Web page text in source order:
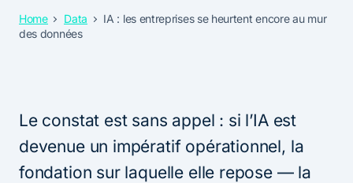
Home Data
IA : les entreprises se heurtent encore au mur
des données
Le constat est sans appel : si l’IA est
devenue un impératif opérationnel, la
fondation sur laquelle elle repose — la